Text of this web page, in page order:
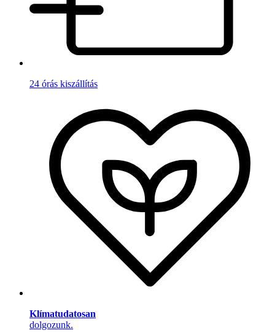
24 órás kiszállítás
Klímatudatosan
dolgozunk.